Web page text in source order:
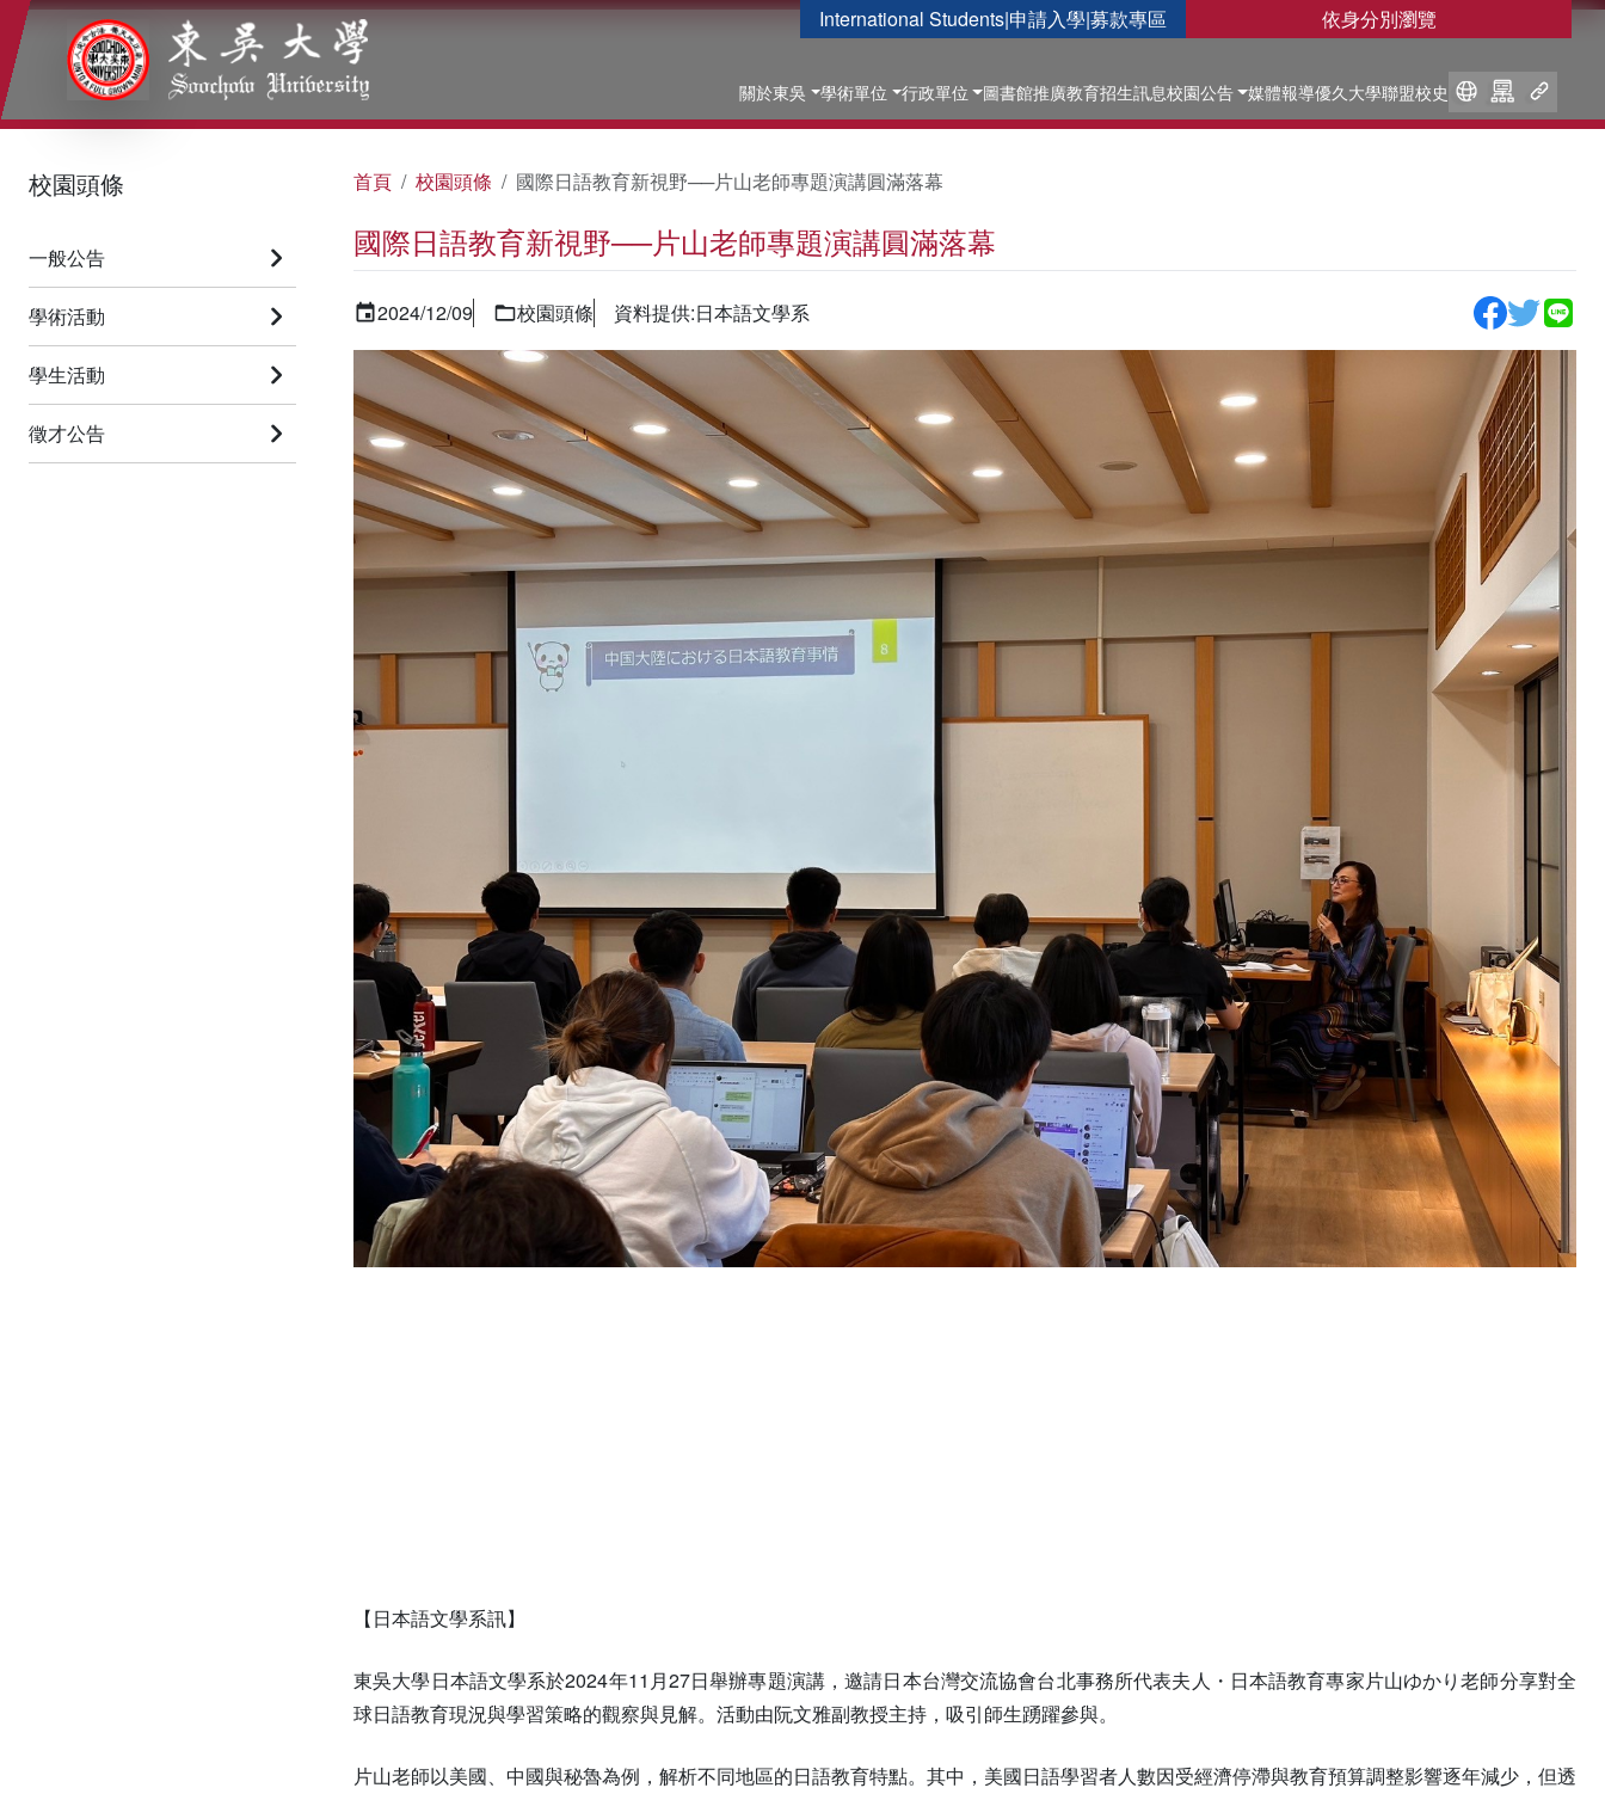
International Students|申請入學|募款專區 依身分別瀏覽
關於東吳 學術單位 行政單位 圖書館推廣教育招生訊息校園公告 媒體報導優久大學聯盟校史
:::
校園頭條
一般公告
學術活動
學生活動
徵才公告
首頁 校園頭條 國際日語教育新視野──片山老師專題演講圓滿落幕
國際日語教育新視野──片山老師專題演講圓滿落幕
2024/12/09 校園頭條 資料提供:日本語文學系
【日本語文學系訊】
東吳大學日本語文學系於2024年11月27日舉辦專題演講，邀請日本台灣交流協會台北事務所代表夫人・日本語教育專家片山ゆかり老師分享對全
球日語教育現況與學習策略的觀察與見解。活動由阮文雅副教授主持，吸引師生踴躍參與。
片山老師以美國、中國與秘魯為例，解析不同地區的日語教育特點。其中，美國日語學習者人數因受經濟停滯與教育預算調整影響逐年減少，但透